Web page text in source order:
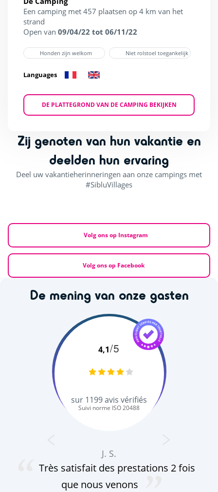
Een camping met 457 plaatsen op 4 km van het
strand
Open van 09/04/22 tot 06/11/22
Honden zijn welkom Niet rolstoel toegankelijk
Languages
DE PLATTEGROND VAN DE CAMPING BEKIJKEN
Zij genoten van hun vakantie en
deelden hun ervaring
Deel uw vakantieherinneringen aan onze campings met
#SibluVillages
Volg ons op Instagram
Volg ons op Facebook
De mening van onze gasten
4,1/5
sur 1199avis vérifiés
Suivi norme ISO 20488
J. S.
Très satisfait des prestations 2 fois
que nous venons